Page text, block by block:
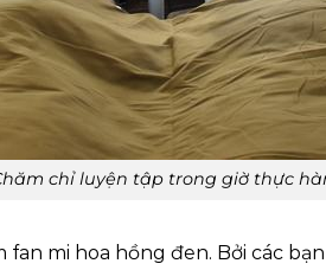
chỉ luyện tập trong giờ thực
mi hoa hồng đen. Bởi các